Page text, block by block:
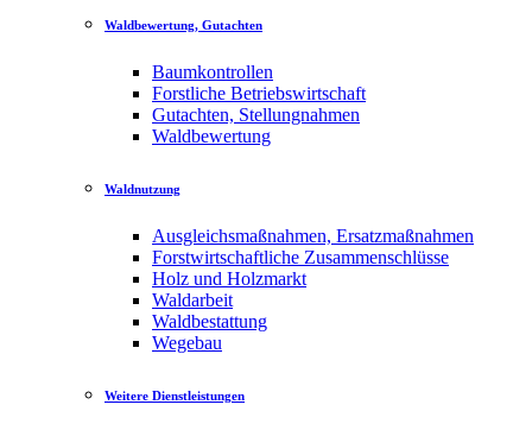
Waldbewertung, Gutachten
Baumkontrollen
Forstliche Betriebswirtschaft
Gutachten, Stellungnahmen
Waldbewertung
Waldnutzung
Ausgleichsmaßnahmen, Ersatzmaßnahmen
Forstwirtschaftliche Zusammenschlüsse
Holz und Holzmarkt
Waldarbeit
Waldbestattung
Wegebau
Weitere Dienstleistungen